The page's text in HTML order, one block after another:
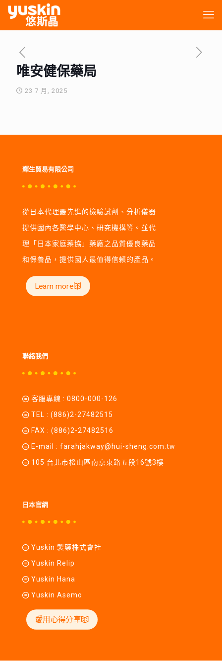
唯安健保藥局
23 7 月, 2025
輝生貿易有限公司
從日本代理最先進的檢驗試劑、分析儀器
提供國內各醫學中心、研究機構等。並代
理「日本家庭藥協」藥廠之品質優良藥品
和保養品，提供國人最值得信賴的產品。
Learn more
聯絡我們
客服專線 : 0800-000-126
TEL : (886)2-27482515
FAX : (886)2-27482516
E-mail : farahjakway@hui-sheng.com.tw
105 台北市松山區南京東路五段16號3樓
日本官網
Yuskin 製藥株式會社
Yuskin Relip
Yuskin Hana
Yuskin Asemo
愛用心得分享